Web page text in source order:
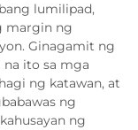
lumilipad,
margin ng
Ginagamit ng
ito sa mga
ng katawan, at
ng
ng